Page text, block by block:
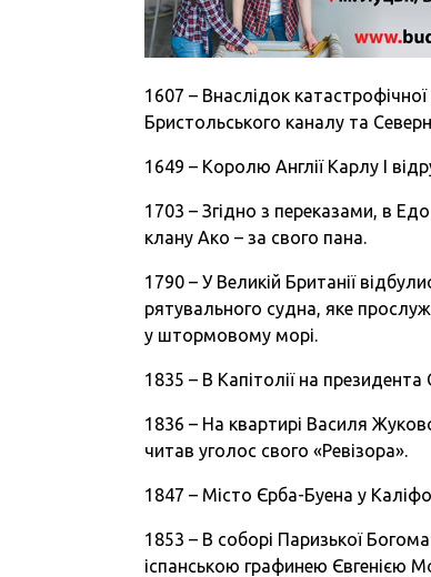
1607 – Внаслідок
Бристольського каналу та
1649 – Королю Англії Карлу І
1703 – Згідно з переказами, в
клану Ако – за свого пана.
1790 – У Великій Британії
рятувального судна, яке
у штормовому морі.
1835 – В Капітолії на
1836 – На квартирі Василя
читав уголос свого «Ревізора».
1847 – Місто Єрба-Буена у
1853 – В соборі Паризької
іспанською графинею Євгенією